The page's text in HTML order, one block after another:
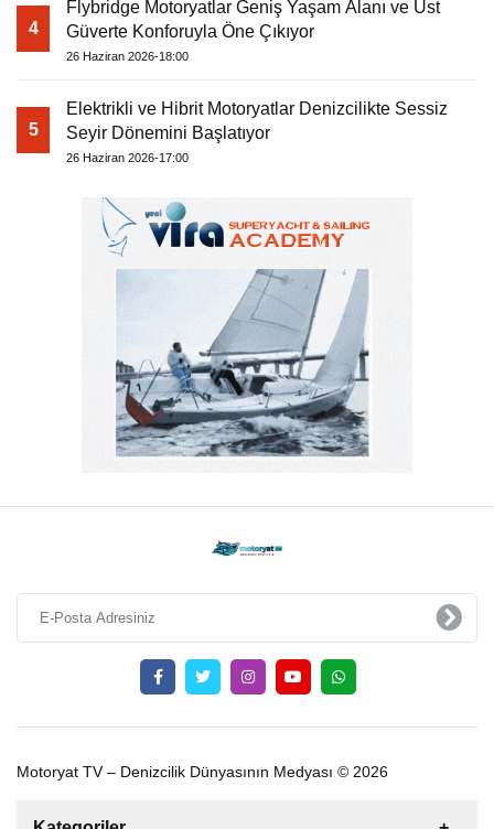
4
Flybridge Motoryatlar Geniş Yaşam Alanı ve Üst
Güverte Konforuyla Öne Çıkıyor
26 Haziran 2026-18:00
5
Elektrikli ve Hibrit Motoryatlar Denizcilikte Sessiz
Seyir Dönemini Başlatıyor
26 Haziran 2026-17:00
Motoryat TV – Denizcilik Dünyasının Medyası © 2026